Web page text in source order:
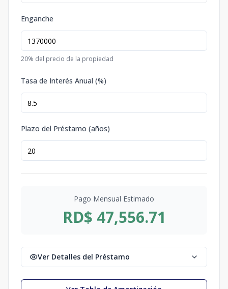
Enganche
20% del precio de la propiedad
Tasa de Interés Anual (%)
Plazo del Préstamo (años)
Pago Mensual Estimado
RD$ 47,556.71
Ver Detalles del Préstamo